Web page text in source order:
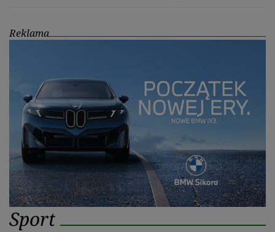
Reklama
Sport